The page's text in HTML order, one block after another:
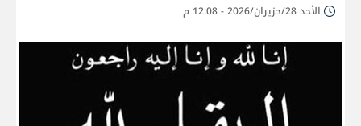
الأحد 28/حزيران/2026 - 12:08 م